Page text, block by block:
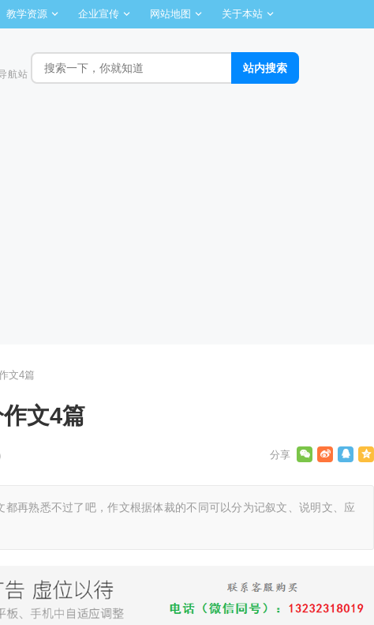
教学资源 企业宣传 网站地图 关于本站
航站
文4篇
作文4篇
再熟悉不过了吧，作文根据体裁的不同可以分为记叙文、说明文、应